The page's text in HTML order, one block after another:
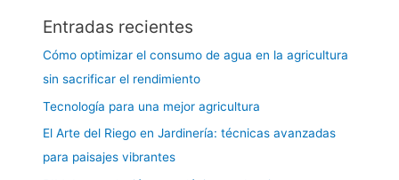
Entradas recientes
Cómo optimizar el consumo de agua en la agricultura
sin sacrificar el rendimiento
Tecnología para una mejor agricultura
El Arte del Riego en Jardinería: técnicas avanzadas
para paisajes vibrantes